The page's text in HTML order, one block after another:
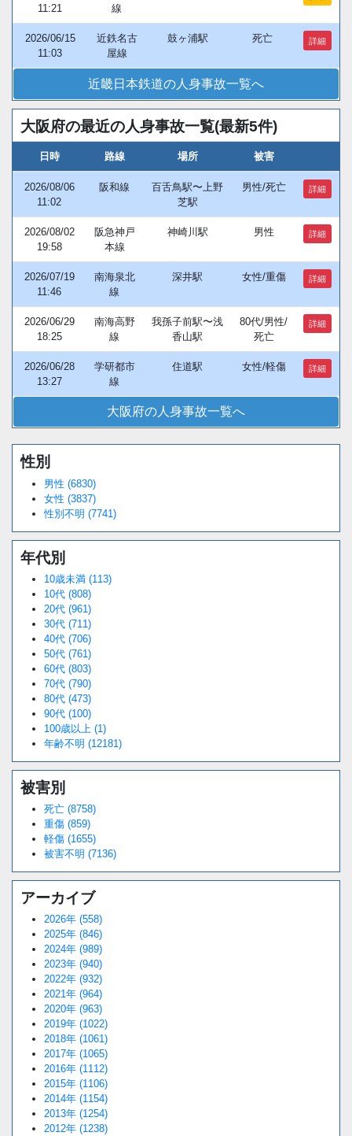
11:21 線
2026/06/15
11:03
近鉄名古
屋線
鼓ヶ浦駅 死亡 詳細
近畿日本鉄道の人身事故一覧へ
大阪府の最近の人身事故一覧(最新5件)
日時 路線 場所 被害
2026/08/06
11:02
阪和線
百舌鳥駅〜上野
芝駅
男性/死亡 詳細
2026/08/02
19:58
阪急神戸
本線
神崎川駅 男性 詳細
2026/07/19
11:46
南海泉北
線
深井駅 女性/重傷 詳細
2026/06/29
18:25
南海高野
線
我孫子前駅〜浅
香山駅
80代/男性/
死亡
詳細
2026/06/28
13:27
学研都市
線
住道駅 女性/軽傷 詳細
大阪府の人身事故一覧へ
Unmute
性別
男性 (6830)
女性 (3837)
性別不明 (7741)
年代別
10歳未満 (113)
10代 (808)
20代 (961)
30代 (711)
40代 (706)
50代 (761)
60代 (803)
70代 (790)
80代 (473)
90代 (100)
100歳以上 (1)
年齢不明 (12181)
被害別
死亡 (8758)
重傷 (859)
軽傷 (1655)
被害不明 (7136)
アーカイブ
2026年 (558)
2025年 (846)
2024年 (989)
2023年 (940)
2022年 (932)
2021年 (964)
2020年 (963)
2019年 (1022)
2018年 (1061)
2017年 (1065)
2016年 (1112)
2015年 (1106)
2014年 (1154)
2013年 (1254)
2012年 (1238)